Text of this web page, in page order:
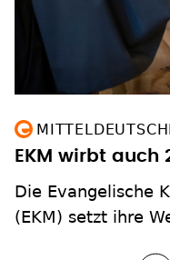
EKM wirbt auch
Die Evangelische
(EKM) setzt ihre